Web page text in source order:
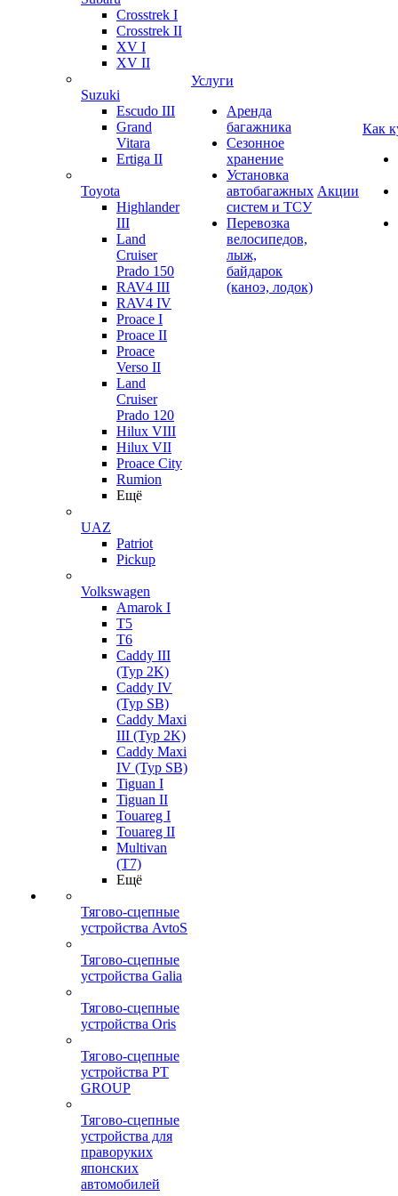
Crosstrek I
Crosstrek II
XV I
XV II
Suzuki
Escudo III
Grand
Vitara
Ertiga II
Toyota
Highlander
III
Land
Cruiser
Prado 150
RAV4 III
RAV4 IV
Proace I
Proace II
Proace
Verso II
Land
Cruiser
Prado 120
Hilux VIII
Hilux VII
Proace City
Rumion
Ещё
UAZ
Patriot
Pickup
Volkswagen
Amarok I
T5
T6
Caddy III
(Typ 2K)
Caddy IV
(Typ SB)
Caddy Maxi
III (Typ 2K)
Caddy Maxi
IV (Typ SB)
Tiguan I
Tiguan II
Touareg I
Touareg II
Multivan
(T7)
Ещё
Тягово-сцепные
устройства AvtoS
Тягово-сцепные
устройства Galia
Тягово-сцепные
устройства Oris
Тягово-сцепные
устройства PT
GROUP
Тягово-сцепные
устройства для
праворуких
японских
автомобилей
Услуги
Аренда
багажника
Сезонное
хранение
Установка
автобагажных
систем и ТСУ
Перевозка
велосипедов,
лыж,
байдарок
(каноэ, лодок)
Акции
Как